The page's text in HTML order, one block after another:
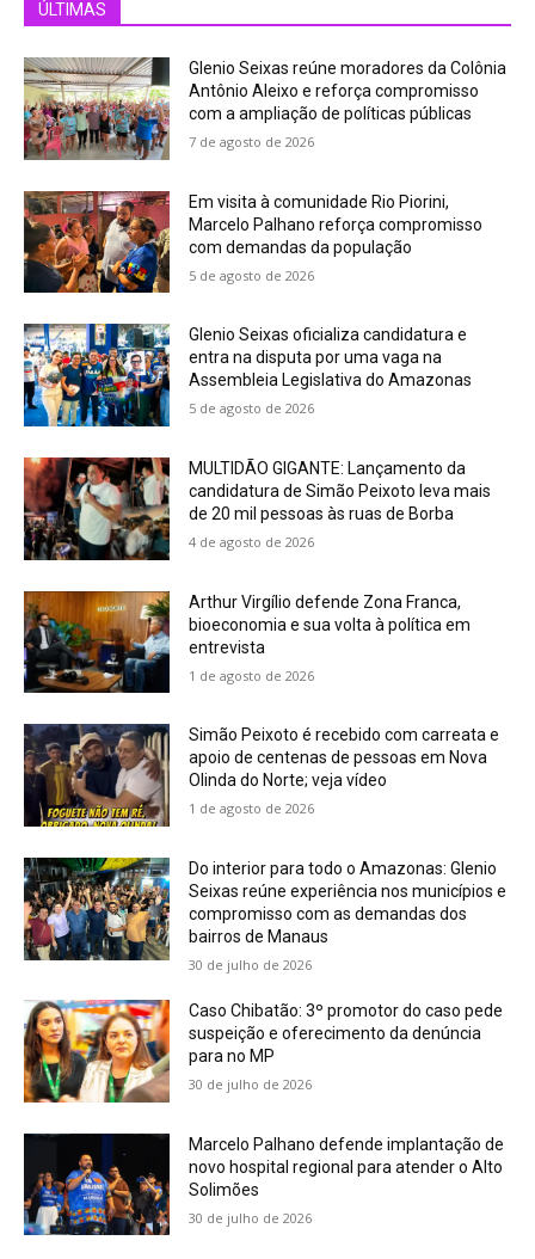
ÚLTIMAS
Glenio Seixas reúne moradores da Colônia
Antônio Aleixo e reforça compromisso
com a ampliação de políticas públicas
7 de agosto de 2026
Em visita à comunidade Rio Piorini,
Marcelo Palhano reforça compromisso
com demandas da população
5 de agosto de 2026
Glenio Seixas oficializa candidatura e
entra na disputa por uma vaga na
Assembleia Legislativa do Amazonas
5 de agosto de 2026
MULTIDÃO GIGANTE: Lançamento da
candidatura de Simão Peixoto leva mais
de 20 mil pessoas às ruas de Borba
4 de agosto de 2026
Arthur Virgílio defende Zona Franca,
bioeconomia e sua volta à política em
entrevista
1 de agosto de 2026
Simão Peixoto é recebido com carreata e
apoio de centenas de pessoas em Nova
Olinda do Norte; veja vídeo
1 de agosto de 2026
Do interior para todo o Amazonas: Glenio
Seixas reúne experiência nos municípios e
compromisso com as demandas dos
bairros de Manaus
30 de julho de 2026
Caso Chibatão: 3º promotor do caso pede
suspeição e oferecimento da denúncia
para no MP
30 de julho de 2026
Marcelo Palhano defende implantação de
novo hospital regional para atender o Alto
Solimões
30 de julho de 2026